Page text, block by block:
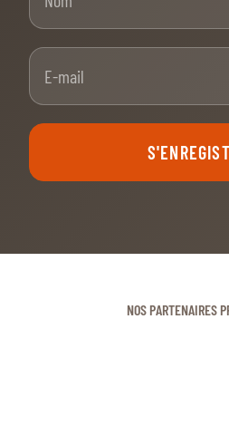
NOS PARTENAIRES